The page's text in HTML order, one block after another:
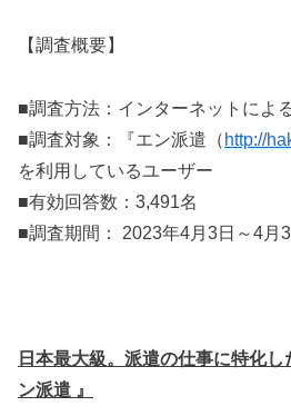
【調査概要】
■調査方法：インターネットによ
■調査対象：『エン派遣（ http://
を利用しているユーザー
■有効回答数：3,491名
■調査期間： 2023年4月3日～4月
日本最大級。派遣の仕事に特化
ン派遣 』